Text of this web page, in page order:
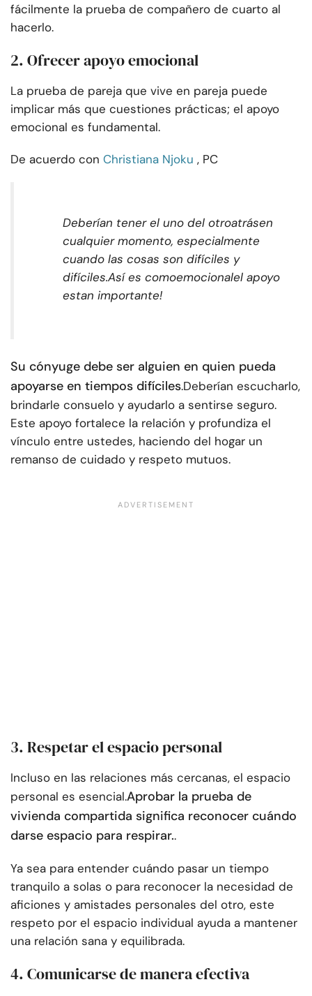
fácilmente la prueba de compañero de cuarto al
hacerlo.
2. Ofrecer apoyo emocional
La prueba de pareja que vive en pareja puede
implicar más que cuestiones prácticas; el apoyo
emocional es fundamental.
De acuerdo con Christiana Njoku , PC
Deberían tener el uno del otroatrásen
cualquier momento, especialmente
cuando las cosas son difíciles y
difíciles.Así es comoemocionalel apoyo
estan importante!
Su cónyuge debe ser alguien en quien pueda
apoyarse en tiempos difíciles.Deberían escucharlo,
brindarle consuelo y ayudarlo a sentirse seguro.
Este apoyo fortalece la relación y profundiza el
vínculo entre ustedes, haciendo del hogar un
remanso de cuidado y respeto mutuos.
3. Respetar el espacio personal
Incluso en las relaciones más cercanas, el espacio
personal es esencial.Aprobar la prueba de
vivienda compartida significa reconocer cuándo
darse espacio para respirar..
Ya sea para entender cuándo pasar un tiempo
tranquilo a solas o para reconocer la necesidad de
aficiones y amistades personales del otro, este
respeto por el espacio individual ayuda a mantener
una relación sana y equilibrada.
4. Comunicarse de manera efectiva